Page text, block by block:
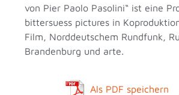
von Pier Paolo Pasolini“ ist eine
bittersuess pictures in
Film, Norddeutschem Rundfunk,
Brandenburg und arte.
Als PDF speichern